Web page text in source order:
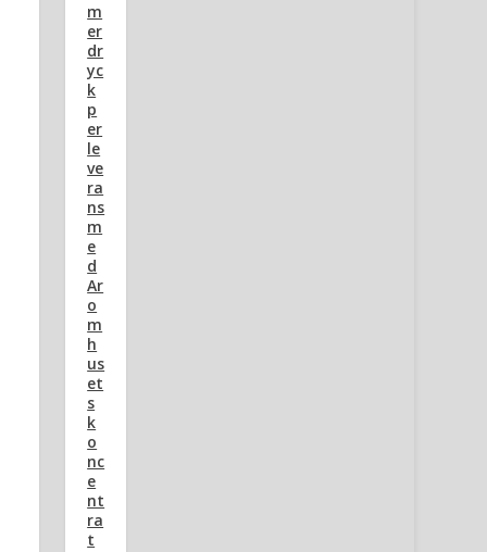
m
er
dr
yc
k
p
er
le
ve
ra
ns
m
e
d
Ar
o
m
h
us
et
s
k
o
nc
e
nt
ra
t